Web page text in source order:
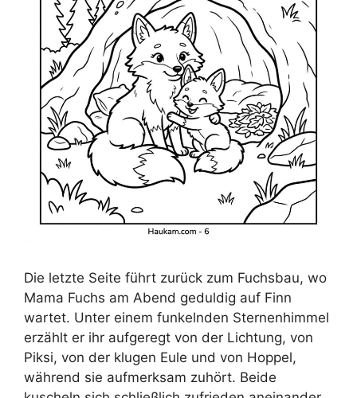
Die letzte Seite führt zurück zum Fuchsbau, wo
Mama Fuchs am Abend geduldig auf Finn
wartet. Unter einem funkelnden Sternenhimmel
erzählt er ihr aufgeregt von der Lichtung, von
Piksi, von der klugen Eule und von Hoppel,
während sie aufmerksam zuhört. Beide